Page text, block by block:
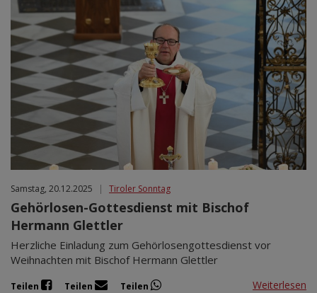
Samstag, 20.12.2025 | Tiroler Sonntag
Gehörlosen-Gottesdienst mit Bischof
Hermann Glettler
Herzliche Einladung zum Gehörlosengottesdienst vor
Weihnachten mit Bischof Hermann Glettler
Teilen Teilen Teilen Weiterlesen